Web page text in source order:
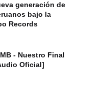
generación de
bajo la
Records
- Nuestro Final
Oficial]